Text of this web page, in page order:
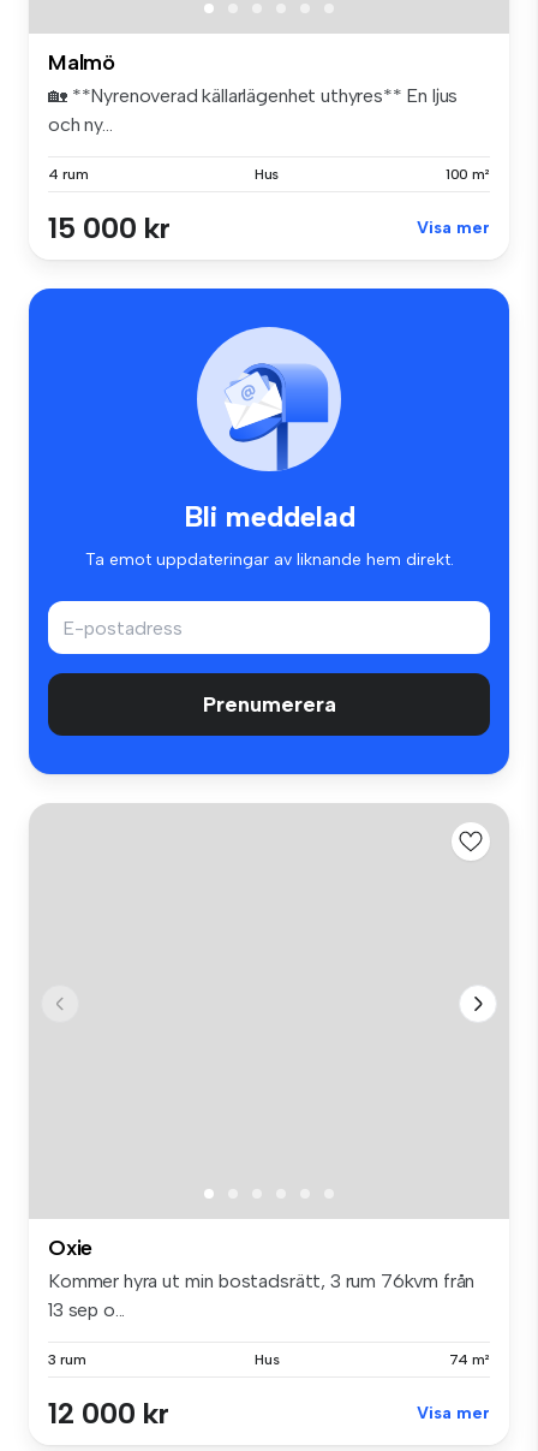
Malmö
🏡 **Nyrenoverad källarlägenhet uthyres** En ljus
och ny...
4 rum Hus 100 m²
15 000 kr Visa mer
Bli meddelad
Ta emot uppdateringar av liknande hem direkt.
Prenumerera
Oxie
Kommer hyra ut min bostadsrätt, 3 rum 76kvm från
13 sep o...
3 rum Hus 74 m²
12 000 kr Visa mer